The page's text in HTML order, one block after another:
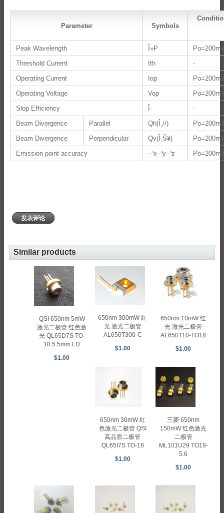
Parameter Symbols
Peak Wavelength Î»P
Threshold Current
Ith
-
Operating Current
Iop
Operating Voltage
Vop
Slop Efficiency
Î·
-
Beam Divergence
Parallel Qh(Î¸//)
Beam Divergence
Perpendicular Qv(Î¸Š¥)
Emission point accuracy
–³x–³y–³z
发表评论
Similar products
QSI 650nm 5mW
激光二极管 红色激
光 QL65D7S TO-
18 5.5mm LD
$1.00
650nm 300mW 红
光 激光二极管
AL650T300-C
$1.00
650nm 10mW 红
光 激光二极管
AL650T10-TO18
$1.00
650nm 30mW 红
色激光二极管 QSI
高品质二极管
QL65I7S TO-18
$1.00
三菱 650nm
150mW 红色激光
二极管
ML101U29 TO18-
5.6
$1.00